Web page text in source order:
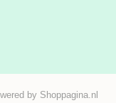
by Shoppagina.nl